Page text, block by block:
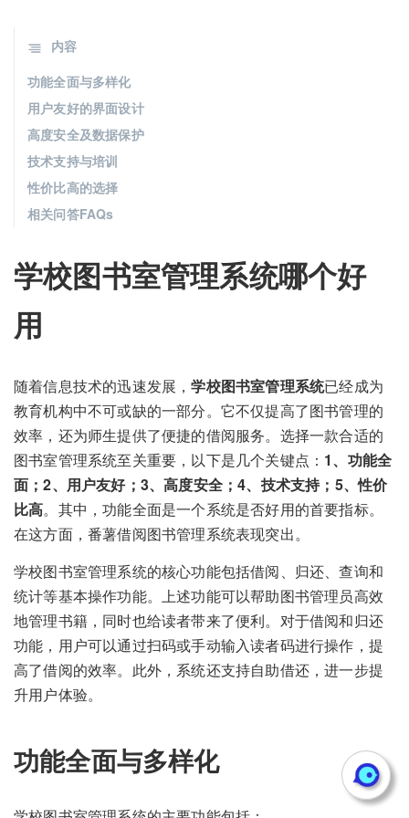
学校图书室管理系统哪个好
用
随着信息技术的迅速发展，学校图书室管理系统已经成为
教育机构中不可或缺的一部分。它不仅提高了图书管理的
效率，还为师生提供了便捷的借阅服务。选择一款合适的
图书室管理系统至关重要，以下是几个关键点： 1、功能全
面；2、用户友好；3、高度安全；4、技术支持；5、性价
比高。其中，功能全面是一个系统是否好用的首要指标。
在这方面，番薯借阅图书管理系统表现突出。
学校图书室管理系统的核心功能包括借阅、归还、查询和
统计等基本操作功能。上述功能可以帮助图书管理员高效
地管理书籍，同时也给读者带来了便利。对于借阅和归还
功能，用户可以通过扫码或手动输入读者码进行操作，提
高了借阅的效率。此外，系统还支持自助借还，进一步提
升用户体验。
功能全面与多样化
内容
功能全面与多样化
用户友好的界面设计
高度安全及数据保护
技术支持与培训
性价比高的选择
相关问答FAQs